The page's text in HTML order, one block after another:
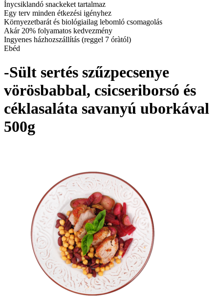
Ínycsiklandó snackeket tartalmaz
Egy terv minden étkezési igényhez
Környezetbarát és biológiailag lebomló csomagolás
Akár 20% folyamatos kedvezmény
Ingyenes házhozszállítás (reggel 7 óràtól)
Ebéd
-Sült sertés szűzpecsenye
vörösbabbal, csicseriborsó és
céklasaláta savanyú uborkával
500g